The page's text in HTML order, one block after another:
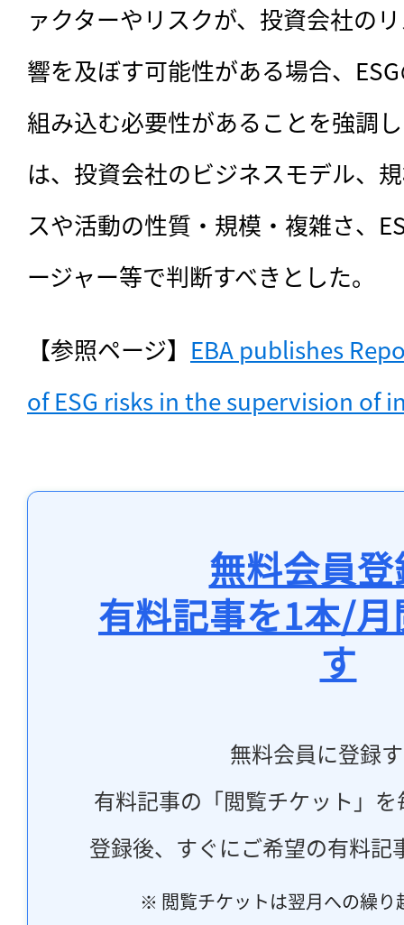
ァクターやリスクが、投資会社の
響を及ぼす可能性がある場合、
組み込む必要性があることを強調
は、投資会社のビジネスモデル、
スや活動の性質・規模・複雑さ、
ージャー等で判断すべきとした。
【参照ページ】 EBA publishes
of ESG risks in the supervision of
無料会員
有料記事を1本/
す
無料会員に登録
有料記事の「閲覧チケット」
登録後、すぐにご希望の有料記
※ 閲覧チケットは翌月への繰り